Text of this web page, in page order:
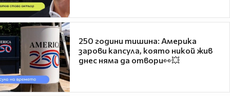
250 години тишина: Америка
зарови капсула, която никой жив
днес няма да отвори👀💥